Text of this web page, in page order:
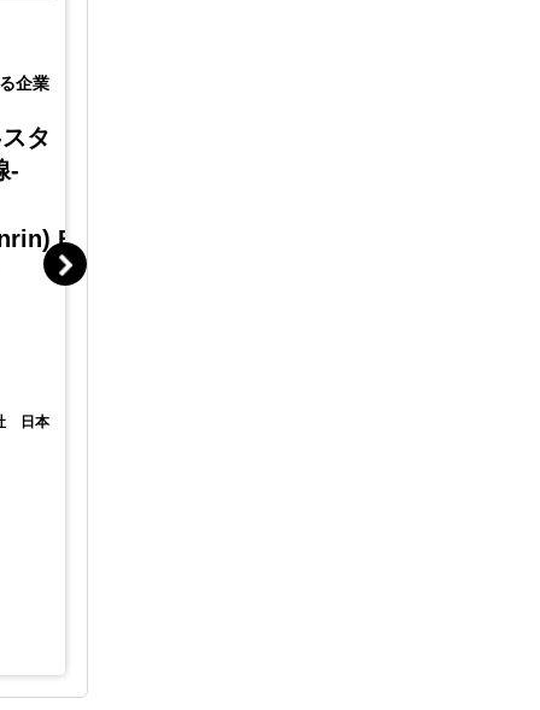
企業
タ
-
Brown, MFR
日本